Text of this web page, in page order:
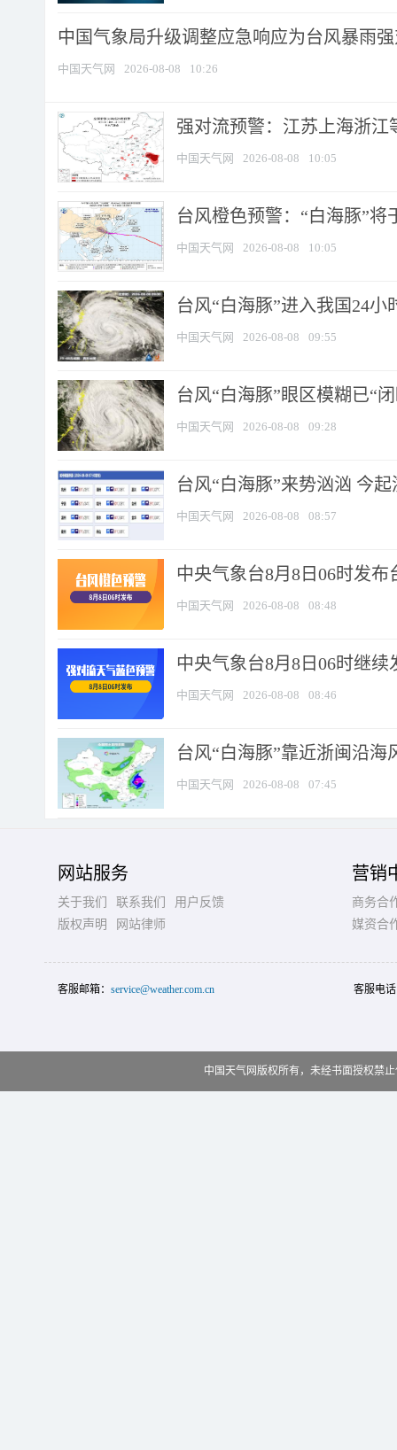
中国气象局升级调整应急响应为台风暴雨
中国天气网 2026-08-08 10:26
强对流预警：江苏上海浙江
中国天气网 2026-08-08 10:05
台风橙色预警：“白海豚”将
中国天气网 2026-08-08 10:05
台风“白海豚”进入我国24
中国天气网 2026-08-08 09:55
台风“白海豚”眼区模糊已“
中国天气网 2026-08-08 09:28
台风“白海豚”来势汹汹 今
中国天气网 2026-08-08 08:57
中央气象台8月8日06时发布
中国天气网 2026-08-08 08:48
中央气象台8月8日06时继
中国天气网 2026-08-08 08:46
台风“白海豚”靠近浙闽沿
中国天气网 2026-08-08 07:45
网站服务
关于我们 联系我们
用户反馈
版权声明
网站律师
营销
商务合
媒资合
客服邮箱： service@weather.com.cn 客服电
中国天气网版权所有，未经书面授权